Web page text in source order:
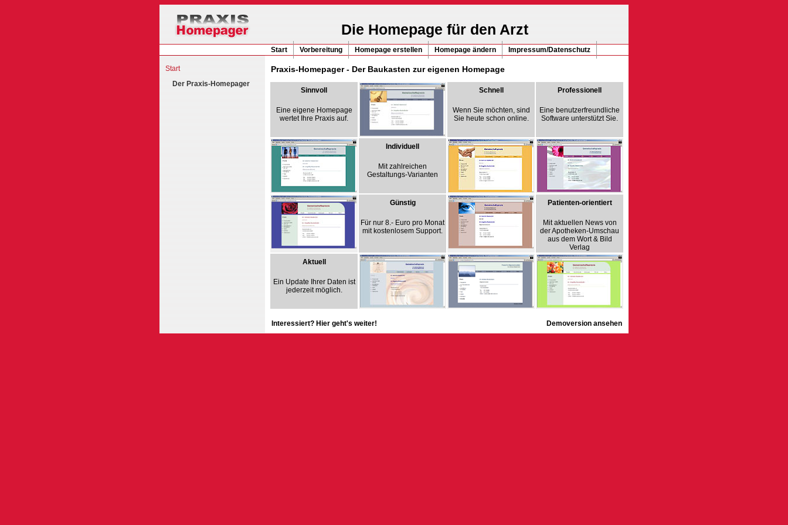
Die Homepage für den Arzt
Start Vorbereitung Homepage erstellen Homepage ändern Impressum/Datenschutz
Start Praxis-Homepager - Der Baukasten zur eigenen Homepage
Der Praxis-Homepager
Sinnvoll
Eine eigene Homepage
wertet Ihre Praxis auf.
Schnell
Wenn Sie möchten, sind
Sie heute schon online.
Professionell
Eine benutzerfreundliche
Software unterstützt Sie.
Individuell
Mit zahlreichen
Gestaltungs-Varianten
Günstig
Für nur 8.- Euro pro Monat
mit kostenlosem Support.
Patienten-orientiert
Mit aktuellen News von
der Apotheken-Umschau
aus dem Wort & Bild
Verlag
Aktuell
Ein Update Ihrer Daten ist
jederzeit möglich.
Interessiert? Hier geht's weiter! Demoversion ansehen